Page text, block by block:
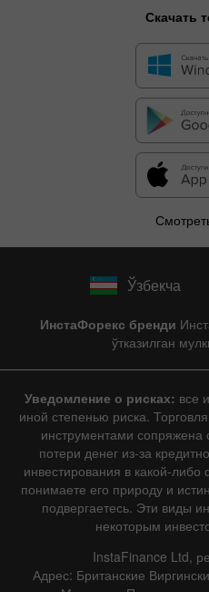
Скачать
Ўзбекча
ИнстаФорекс бренди
ўтказилган
Уведомление о рисках: все
иной степенью риска.
инструментами сопряжена
потери денег из-за
инвестирования в какой-
понимаете его природу и
подвергаетесь. Эти виды
некоторым
InstaFinance Ltd,
Адрес: Британские